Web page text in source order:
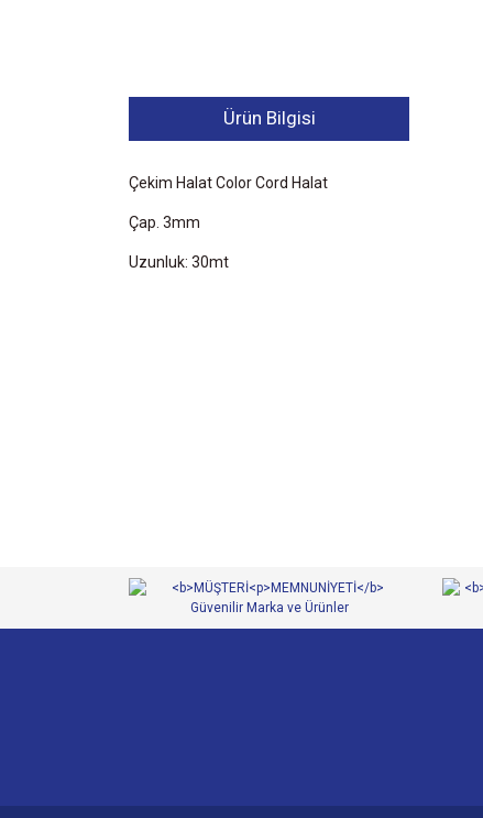
Ürün Bilgisi
Çekim Halat Color Cord Halat
Çap. 3mm
Uzunluk: 30mt
Ürün fiyatı diğer sitelerden daha pahalı.
Bu ürüne benzer farklı alternatifler olmalı.